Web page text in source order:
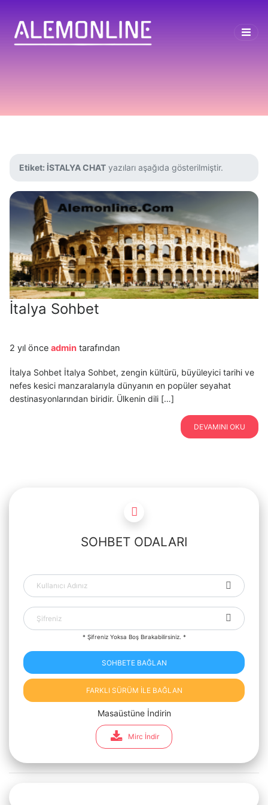
Etiket: İSTALYA CHAT yazıları aşağıda gösterilmiştir.
İtalya Sohbet
2 yıl önce admin tarafından
İtalya Sohbet İtalya Sohbet, zengin kültürü, büyüleyici tarihi ve
nefes kesici manzaralarıyla dünyanın en popüler seyahat
destinasyonlarından biridir. Ülkenin dili […]
DEVAMINI OKU
SOHBET ODALARI
* Şifreniz Yoksa Boş Bırakabilirsiniz. *
SOHBETE BAĞLAN
FARKLI SÜRÜM İLE BAĞLAN
Masaüstüne İndirin
Mirc İndir